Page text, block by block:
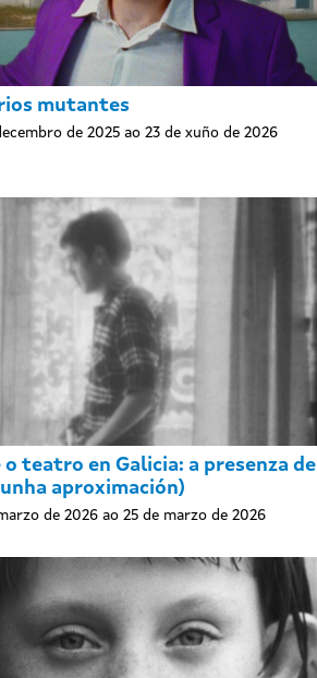
mutantes
de 2025 ao 23 de xuño de 2026
o teatro en Galicia: a presenza de
aproximación)
de 2026 ao 25 de marzo de 2026